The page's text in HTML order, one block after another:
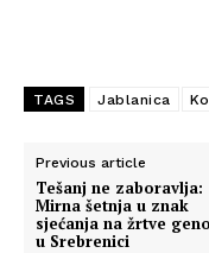
TAGS Jablanica
Previous article
Tešanj ne zaboravlja:
Mirna šetnja u znak
sjećanja na žrtve
u Srebrenici